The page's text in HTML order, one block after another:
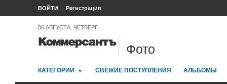
ВОЙТИ Регистрация
06 АВГУСТА, ЧЕТВЕРГ
Фото
КАТЕГОРИИ СВЕЖИЕ ПОСТУПЛЕНИЯ АЛЬБОМЫ